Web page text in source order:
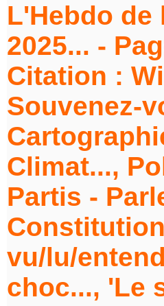
L'Hebdo de
2025... -
Citation :
Souvenez-
Climat...,
Partis -
vu/lu/
choc..., 'Le